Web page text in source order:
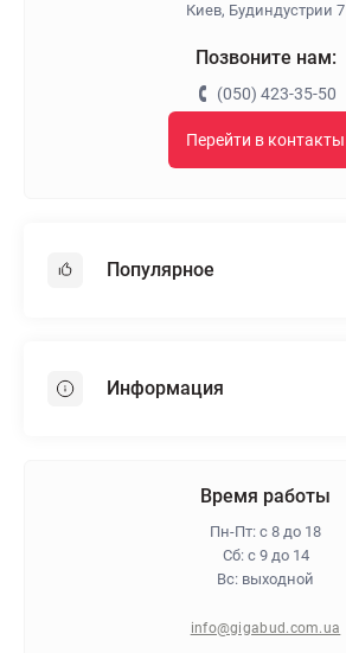
Киев, Будиндустрии 7
Позвоните нам:
(050) 423-35-50
Перейти в контакты
Популярное
Пенопласт
Информация
Политика конфиденциальности
Время работы
Пн-Пт: с 8 до 18
Сб: с 9 до 14
Вс: выходной
info@gigabud.com.ua